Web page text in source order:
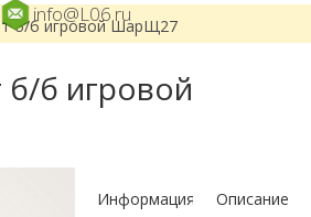
info@L06.ru
б/б игровой ШарЩ27
б игровой
Информация Описание